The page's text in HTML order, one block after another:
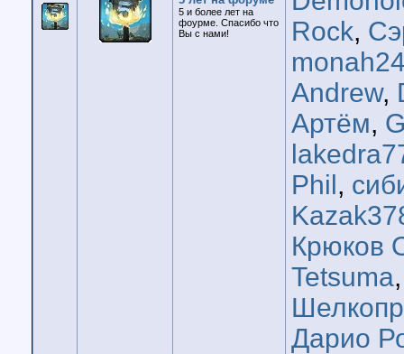
5 и более лет на
фоурме. Спасибо что
Вы с нами!
Rock,
Andrew,
Артём,
Phil,
Крюков
Tetsuma
Дарио